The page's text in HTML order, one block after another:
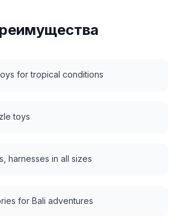
for tropical conditions
toys
harnesses in all sizes
for Bali adventures